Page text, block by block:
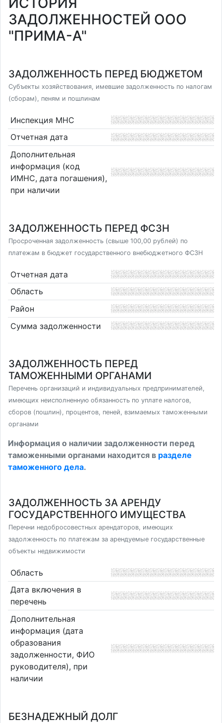
ЗАДОЛЖЕННОСТЕЙ ООО
"ПРИМА-А"
ЗАДОЛЖЕННОСТЬ ПЕРЕД БЮДЖЕТОМ
Субъекты хозяйствования, имевшие задолженность по налогам
(сборам), пеням и пошлинам
Инспекция МНС
Отчетная дата
Дополнительная
информация (код
ИМНС, дата погашения),
при наличии
ЗАДОЛЖЕННОСТЬ ПЕРЕД ФСЗН
Просроченная задолженность (свыше 100,00 рублей) по
платежам в бюджет государственного внебюджетного ФСЗН
Отчетная дата
Область
Район
Сумма задолженности
ЗАДОЛЖЕННОСТЬ ПЕРЕД
ТАМОЖЕННЫМИ ОРГАНАМИ
Перечень организаций и индивидуальных предпринимателей,
имеющих неисполненную обязанность по уплате налогов,
сборов (пошлин), процентов, пеней, взимаемых таможенными
органами
Информация о наличии задолженности перед
таможенными органами находится в разделе
таможенного дела.
ЗАДОЛЖЕННОСТЬ ЗА АРЕНДУ
ГОСУДАРСТВЕННОГО ИМУЩЕСТВА
Перечни недобросовестных арендаторов, имеющих
задолженность по платежам за арендуемые государственные
объекты недвижимости
Область
Дата включения в
перечень
Дополнительная
информация (дата
образования
задолженности, ФИО
руководителя), при
наличии
БЕЗНАДЕЖНЫЙ ДОЛГ